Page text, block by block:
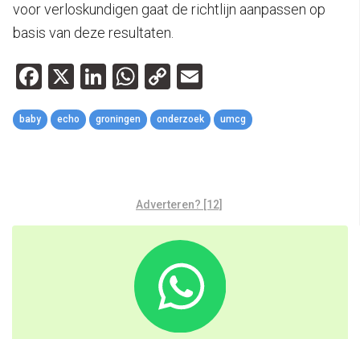
voor verloskundigen gaat de richtlijn aanpassen op
basis van deze resultaten.
Facebook
X LinkedIn
WhatsApp
Copy
Link
baby echo groningen onderzoek umcg
Adverteren? [12]